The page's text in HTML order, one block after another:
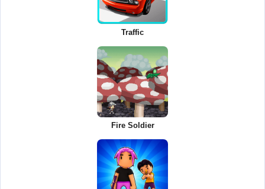
Traffic
Fire Soldier